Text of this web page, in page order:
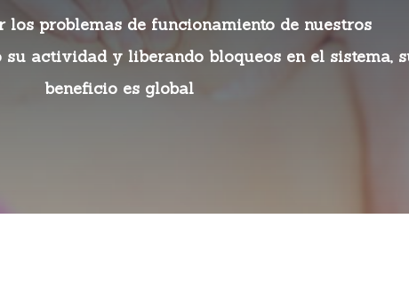
problemas de funcionamiento de nuestros
actividad y liberando bloqueos en el sistema,
beneficio es global